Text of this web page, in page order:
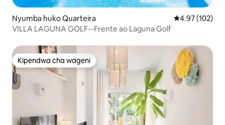
Nyumba huko Quarteira Ukadiriaji wa
4.97 (102)
VILLA LAGUNA GOLF--Frente ao Laguna Golf
Kipendwa cha wageni
Kipendwa cha wageni